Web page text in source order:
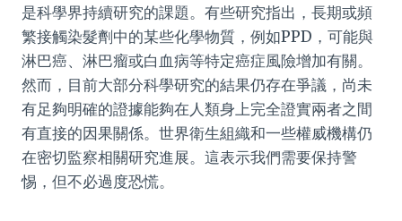
是科學界持續研究的課題。有些研究指出，長期或頻
繁接觸染髮劑中的某些化學物質，例如PPD，可能與
淋巴癌、淋巴瘤或白血病等特定癌症風險增加有關。
然而，目前大部分科學研究的結果仍存在爭議，尚未
有足夠明確的證據能夠在人類身上完全證實兩者之間
有直接的因果關係。世界衛生組織和一些權威機構仍
在密切監察相關研究進展。這表示我們需要保持警
惕，但不必過度恐慌。